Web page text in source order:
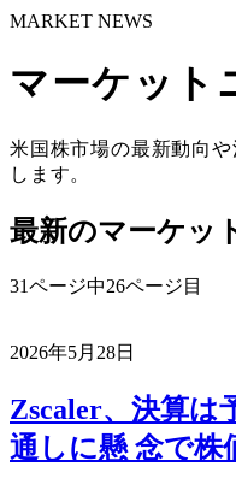
MARKET NEWS
マーケット
米国株市場の最新動向
します。
最新のマーケッ
31ページ中26ページ目
2026年5月28日
Zscaler、決算は
通しに懸 念で株